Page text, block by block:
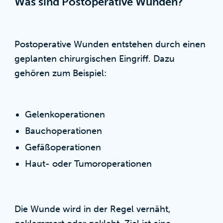
Postoperative Wunden entstehen durch einen
geplanten chirurgischen Eingriff. Dazu
gehören zum Beispiel:
Gelenkoperationen
Bauchoperationen
Gefäßoperationen
Haut- oder Tumoroperationen
Die Wunde wird in der Regel vernäht,